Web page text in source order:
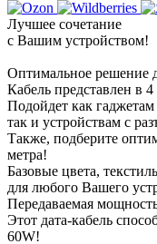
Лучшее сочетание
с Вашим устройством!
Оптимальное решение
Кабель представлен в
Подойдет как
так и устройствам с
Также, подберите
метра!
Базовые цвета,
для любого Вашего
Передаваемая
Этот дата-кабель
60W!